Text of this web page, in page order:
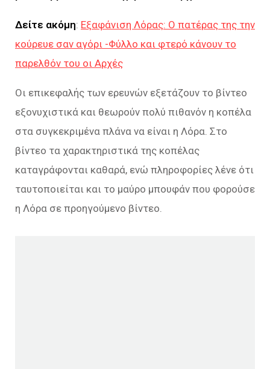
Δείτε ακόμη: Εξαφάνιση Λόρας: Ο πατέρας της την
κούρευε σαν αγόρι -Φύλλο και φτερό κάνουν το
παρελθόν του οι Αρχές
Οι επικεφαλής των ερευνών εξετάζουν το βίντεο
εξονυχιστικά και θεωρούν πολύ πιθανόν η κοπέλα
στα συγκεκριμένα πλάνα να είναι η Λόρα. Στο
βίντεο τα χαρακτηριστικά της κοπέλας
καταγράφονται καθαρά, ενώ πληροφορίες λένε ότι
ταυτοποιείται και το μαύρο μπουφάν που φορούσε
η Λόρα σε προηγούμενο βίντεο.